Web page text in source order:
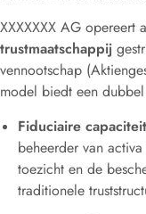
XXXXXXX AG opereert
trustmaatschappij
vennootschap
model biedt een
Fiduciaire
beheerder van
toezicht en de
traditionele